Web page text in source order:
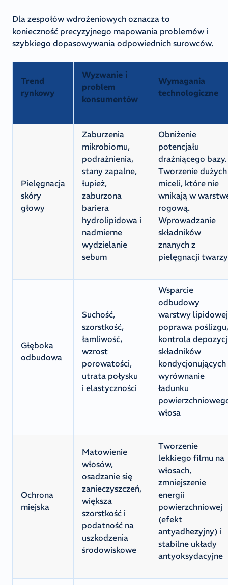
Dla zespołów wdrożeniowych oznacza to
konieczność precyzyjnego mapowania problemów i
szybkiego dopasowywania odpowiednich surowców.
Trend
rynkowy
Wyzwanie i
problem
konsumentów
Wymagania
technologiczne
Pielęgnacja
skóry
głowy
Zaburzenia
mikrobiomu,
podrażnienia,
stany zapalne,
łupież,
zaburzona
bariera
hydrolipidowa i
nadmierne
wydzielanie
sebum
Obniżenie
potencjału
drażniącego bazy.
Tworzenie dużych
miceli, które nie
wnikają w
rogową.
Wprowadzanie
składników
znanych z
pielęgnacji twarzy
Głęboka
odbudowa
Suchość,
szorstkość,
łamliwość,
wzrost
porowatości,
utrata połysku
i elastyczności
Wsparcie
odbudowy
warstwy
poprawa poślizgu,
kontrola
składników
kondycjonujących
wyrównanie
ładunku
włosa
Ochrona
miejska
Matowienie
włosów,
osadzanie się
zanieczyszczeń,
większa
szorstkość i
podatność na
uszkodzenia
środowiskowe
Tworzenie
lekkiego filmu na
włosach,
zmniejszenie
energii
powierzchniowej
(efekt
antyadhezyjny) i
stabilne układy
antyoksydacyjne